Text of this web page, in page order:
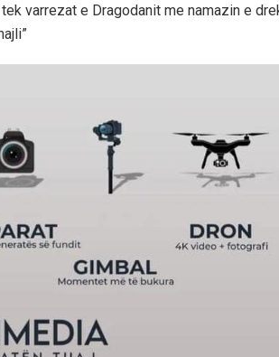
varrezat e Dragodanit me namazin e